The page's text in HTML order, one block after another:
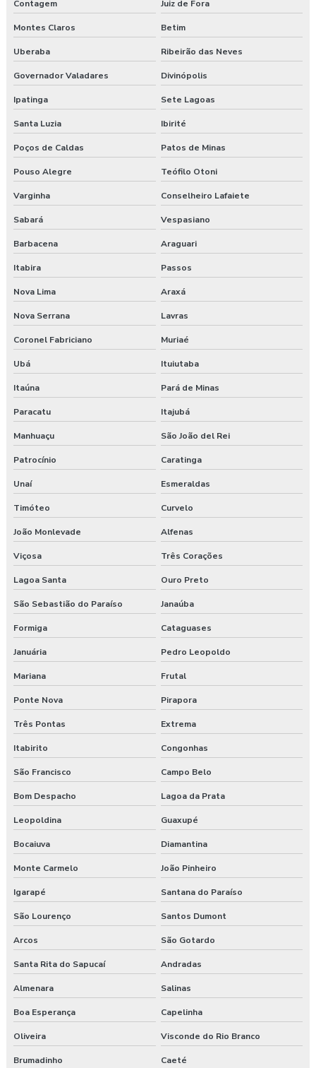
Contagem Juiz de Fora
Montes Claros Betim
Uberaba Ribeirão das Neves
Governador Valadares Divinópolis
Ipatinga Sete Lagoas
Santa Luzia Ibirité
Poços de Caldas Patos de Minas
Pouso Alegre Teófilo Otoni
Varginha Conselheiro Lafaiete
Sabará Vespasiano
Barbacena Araguari
Itabira Passos
Nova Lima Araxá
Nova Serrana Lavras
Coronel Fabriciano Muriaé
Ubá Ituiutaba
Itaúna Pará de Minas
Paracatu Itajubá
Manhuaçu São João del Rei
Patrocínio Caratinga
Unaí Esmeraldas
Timóteo Curvelo
João Monlevade Alfenas
Viçosa Três Corações
Lagoa Santa Ouro Preto
São Sebastião do Paraíso Janaúba
Formiga Cataguases
Januária Pedro Leopoldo
Mariana Frutal
Ponte Nova Pirapora
Três Pontas Extrema
Itabirito Congonhas
São Francisco Campo Belo
Bom Despacho Lagoa da Prata
Leopoldina Guaxupé
Bocaiuva Diamantina
Monte Carmelo João Pinheiro
Igarapé Santana do Paraíso
São Lourenço Santos Dumont
Arcos São Gotardo
Santa Rita do Sapucaí Andradas
Almenara Salinas
Boa Esperança Capelinha
Oliveira Visconde do Rio Branco
Brumadinho Caeté